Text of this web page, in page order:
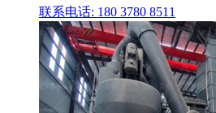
联系电话: 180 3780 8511